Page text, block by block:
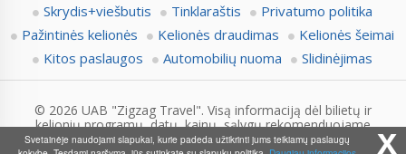
Skrydis+viešbutis
Tinklaraštis
Privatumo politika
Pažintinės kelionės
Kelionės draudimas
Kelionės šeimai
Kitos paslaugos
Automobilių nuoma Slidinėjimas
© 2026 UAB "Zigzag Travel". Visą informaciją dėl bilietų ir
kelionių programų, datų, kainų, sąlygų rekomenduojame
pasitikslinti su Zigzag.lt konsultantais.
x
Svetainėje naudojami slapukai, kurie padeda užtikrinti jums teikiamų paslaugų